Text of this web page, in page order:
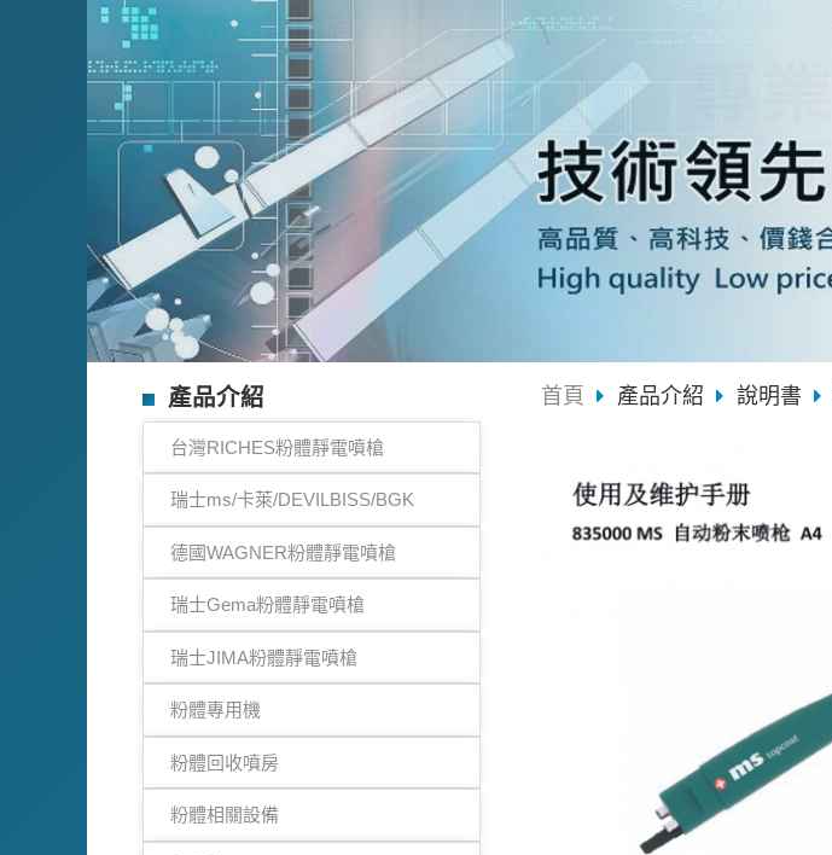
產品介紹
台灣RICHES粉體靜電噴槍
瑞士ms/卡萊/DEVILBISS/BGK
德國WAGNER粉體靜電噴槍
瑞士Gema粉體靜電噴槍
瑞士JIMA粉體靜電噴槍
粉體專用機
粉體回收噴房
粉體相關設備
首頁 產品介紹 說明書